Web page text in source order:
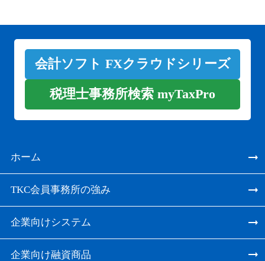
会計ソフト FXクラウドシリーズ
税理士事務所検索 myTaxPro
ホーム
TKC会員事務所の強み
企業向けシステム
企業向け融資商品